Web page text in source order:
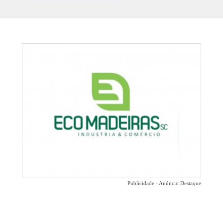
Publicidade - Anúncio Destaque